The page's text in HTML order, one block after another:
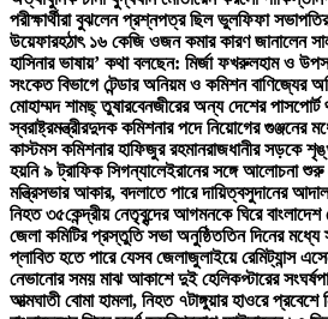
পরীক্ষার্থীরা বুঝলেন প্রশ্নপত্র ছিল ভুলফিফা সভাপতির
উয়েফারহঠাৎ ১৬ কেজি ওজন কমার কারণ জানালেন
হাসিনার ভাষায়’ কথা বলছেন: মির্জা ফখরুলহাম ও
সংকেত বিভাগে টেন্ডার অনিয়ম ও কমিশন বাণিজ্যের
মোহাম্মদ শামছ্ তুষারবেনজীরের অন্য দেশের পাসপোর্ট
স্বরাষ্ট্রমন্ত্রীরদুদক কমিশনার পদে নিয়োগের গুঞ্জনের
কাস্টমস কমিশনার হাফিজুর রহমানরাজধানীর সড়কে
হয়নি ৯ ট্রাফিক সিগন্যালেইরানের সঙ্গে আলোচনা
মন্ত্রিসভার আকার, বদলাতে পারে দায়িত্বসুদানের
নিহত ৩৫কেন্দ্রীয় নেতৃবৃন্দের আগমনকে ঘিরে বাংলাদেশ
জেলা কমিটির প্রস্তুতি সভা অনুষ্ঠিততিন দিনের মধ্যে
প্লাবিত হতে পারে যেসব জেলাজুলাইয়ে রেমিট্যান্স
নেভানোর সময় মাঝ আকাশে দুই হেলিকপ্টারের সংঘর্ষ
আত্মঘাতী বোমা হামলা, নিহত ৭টাঙ্গুয়ার হাওরে প্রবেশে